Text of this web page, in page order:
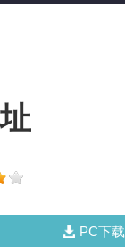
PC下载